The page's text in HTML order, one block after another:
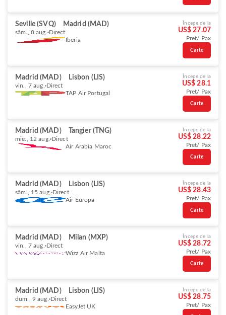
Seville (SVQ) Madrid (MAD)
sâm., 8 aug. Direct
Iberia
Începe de la
US$ 27.07
Preț/ Pax
Carte
Madrid (MAD) Lisbon (LIS)
vin., 7 aug. Direct
TAP Air Portugal
Începe de la
US$ 28.1
Preț/ Pax
Carte
Madrid (MAD) Tangier (TNG)
mie., 12 aug. Direct
Air Arabia Maroc
Începe de la
US$ 28.22
Preț/ Pax
Carte
Madrid (MAD) Lisbon (LIS)
sâm., 15 aug. Direct
Air Europa
Începe de la
US$ 28.43
Preț/ Pax
Carte
Madrid (MAD) Milan (MXP)
vin., 7 aug. Direct
Wizz Air Malta
Începe de la
US$ 28.72
Preț/ Pax
Carte
Madrid (MAD) Lisbon (LIS)
dum., 9 aug. Direct
EasyJet UK
Începe de la
US$ 28.75
Preț/ Pax